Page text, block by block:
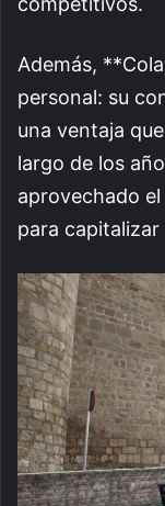
Además,
personal: su
una ventaja
largo de los
aprovechado
para